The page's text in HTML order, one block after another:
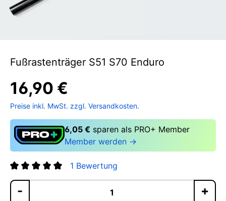
Fußrastenträger S51 S70 Enduro
16,90 €
Preise inkl. MwSt. zzgl. Versandkosten.
6,05 € sparen als PRO+ Member
Member werden →
1 Bewertung